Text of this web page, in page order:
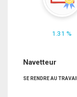
1.31 %
Navetteur
SE RENDRE AU